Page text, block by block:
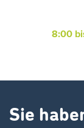
8:00
Sie